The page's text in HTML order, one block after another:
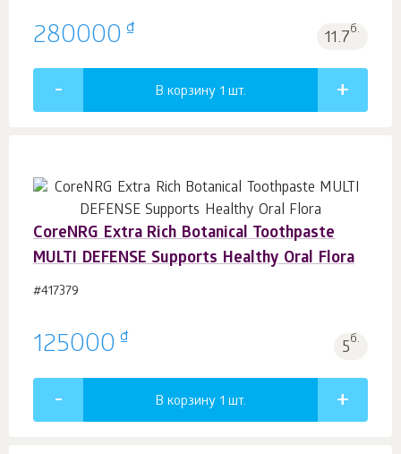
280000 ₫ 11.7б.
В корзину 1 шт.
CoreNRG Extra Rich Botanical Toothpaste
MULTI DEFENSE Supports Healthy Oral Flora
#417379
125000 ₫ 5б.
В корзину 1 шт.